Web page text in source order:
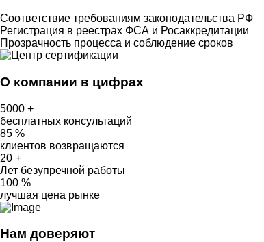
Соответствие требованиям законодательства РФ
Регистрация в реестрах ФСА и Росаккредитации
Прозрачность процесса и соблюдение сроков
О компании в цифрах
5000 +
бесплатных консультаций
85 %
клиентов возвращаются
20 +
Лет безупречной работы
100 %
лучшая цена рынке
Нам доверяют